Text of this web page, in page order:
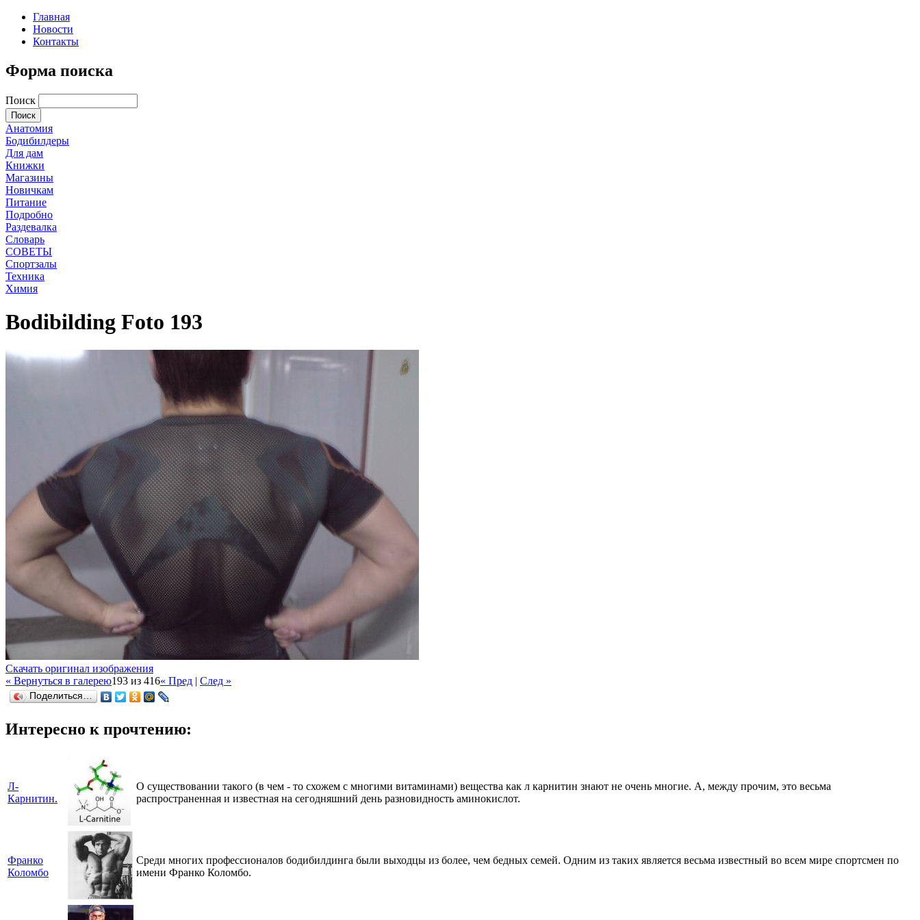
Главная
Новости
Контакты
Форма поиска
Поиск
Анатомия
Бодибилдеры
Для дам
Книжки
Магазины
Новичкам
Питание
Подробно
Раздевалка
Словарь
СОВЕТЫ
Спортзалы
Техника
Химия
Bodibilding Foto 193
Скачать оригинал изображения
« Вернуться в галерею193 из 416« Пред | След »
Поделиться…
Интересно к прочтению:
Л-
Карнитин.
О существовании такого (в чем - то схожем с многими витаминами) вещества как л карнитин знают не очень многие. А, между прочим, это весьма
распространенная и известная на сегодняшний день разновидность аминокислот.
Франко
Коломбо
Среди многих профессионалов бодибилдинга были выходцы из более, чем бедных семей. Одним из таких является весьма известный во всем мире спортсмен по
имени Франко Коломбо.